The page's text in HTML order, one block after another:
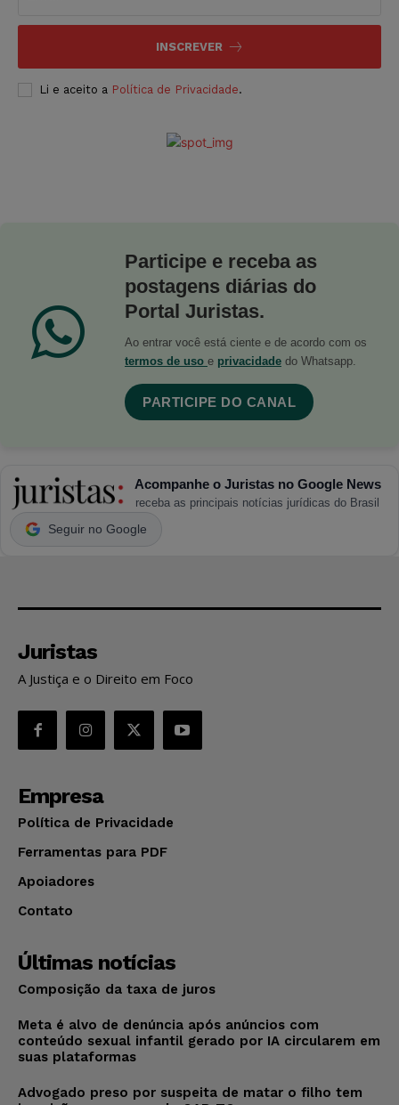
INSCREVER
Li e aceito a Política de Privacidade.
Participe e receba as
postagens diárias do
Portal Juristas.
Ao entrar você está ciente e de acordo com os
termos de uso e privacidade do Whatsapp.
PARTICIPE DO CANAL
Acompanhe o Juristas no Google News
receba as principais notícias jurídicas do Brasil
Seguir no Google
Juristas
A Justiça e o Direito em Foco
Empresa
Política de Privacidade
Ferramentas para PDF
Apoiadores
Contato
Últimas notícias
Composição da taxa de juros
Meta é alvo de denúncia após anúncios com
conteúdo sexual infantil gerado por IA circularem em
suas plataformas
Advogado preso por suspeita de matar o filho tem